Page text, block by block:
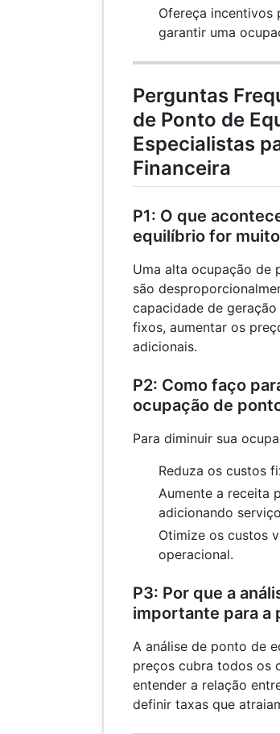
Ofereça incentivos
garantir uma
Perguntas
de Ponto de
Especialistas
Financeira
P1: O que
equilíbrio for
Uma alta ocupação de
são
capacidade de
fixos, aumentar os
adicionais.
P2: Como faço
ocupação de
Para diminuir sua
Reduza os custos
Aumente a receita
adicionando
Otimize os custos
operacional.
P3: Por que a
importante para a
A análise de ponto de
preços cubra todos os
entender a relação
definir taxas que